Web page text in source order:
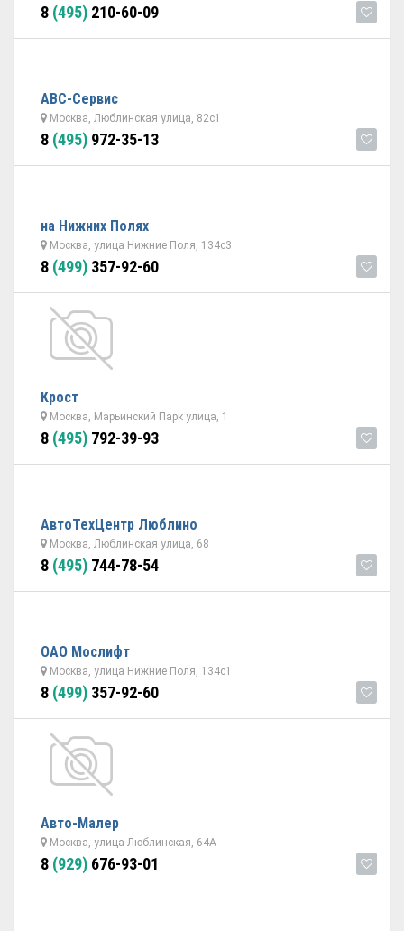
8 (495) 210-60-09
АВС-Сервис
Москва, Люблинская улица, 82с1
8 (495) 972-35-13
на Нижних Полях
Москва, улица Нижние Поля, 134с3
8 (499) 357-92-60
Крост
Москва, Марьинский Парк улица, 1
8 (495) 792-39-93
АвтоТехЦентр Люблино
Москва, Люблинская улица, 68
8 (495) 744-78-54
ОАО Мослифт
Москва, улица Нижние Поля, 134с1
8 (499) 357-92-60
Авто-Малер
Москва, улица Люблинская, 64А
8 (929) 676-93-01